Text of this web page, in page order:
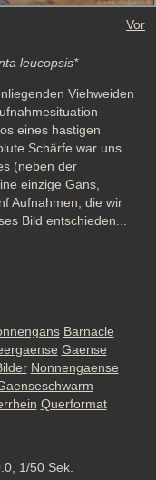
Vor
leucopsis*
Viehweiden
eines hastigen
Schärfe war uns
(neben der
einzige Gans,
Aufnahmen, die wir
Bild entschieden...
Barnacle
Gaense
Nonnengaense
Querformat
1/50 Sek.